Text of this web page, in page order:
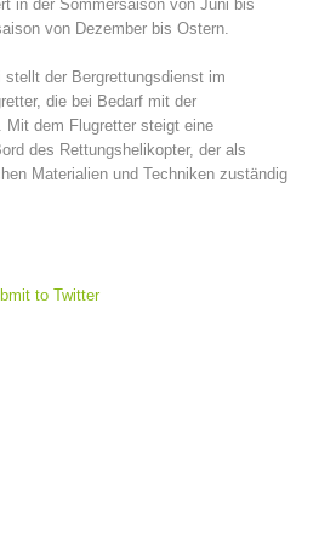
in der Sommersaison von Juni bis
von Dezember bis Ostern.
der Bergrettungsdienst im
die bei Bedarf mit der
Mit dem Flugretter steigt eine
des Rettungshelikopter, der als
Materialien und Techniken zuständig